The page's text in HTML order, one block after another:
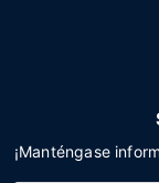
¡Manténgase